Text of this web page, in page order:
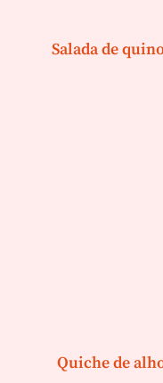
Salada de
Quiche de